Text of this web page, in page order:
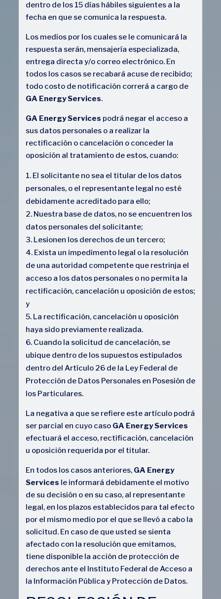
dentro de los 15 días hábiles siguientes a la
fecha en que se comunica la respuesta.
Los medios por los cuales se le comunicará la
respuesta serán, mensajería especializada,
entrega directa y/o correo electrónico. En
todos los casos se recabará acuse de recibido;
todo costo de notificación correrá a cargo de
GA Energy Services.
GA Energy Services podrá negar el acceso a
sus datos personales o a realizar la
rectificación o cancelación o conceder la
oposición al tratamiento de estos, cuando:
El solicitante no sea el titular de los datos
personales, o el representante legal no esté
debidamente acreditado para ello;
Nuestra base de datos, no se encuentren los
datos personales del solicitante;
Lesionen los derechos de un tercero;
Exista un impedimento legal o la resolución
de una autoridad competente que restrinja el
acceso a los datos personales o no permita la
rectificación, cancelación u oposición de estos;
y
La rectificación, cancelación u oposición
haya sido previamente realizada.
Cuando la solicitud de cancelación, se
ubique dentro de los supuestos estipulados
dentro del Artículo 26 de la Ley Federal de
Protección de Datos Personales en Posesión de
los Particulares.
La negativa a que se refiere este artículo podrá
ser parcial en cuyo caso GA Energy Services
efectuará el acceso, rectificación, cancelación
u oposición requerida por el titular.
En todos los casos anteriores, GA Energy
Services le informará debidamente el motivo
de su decisión o en su caso, al representante
legal, en los plazos establecidos para tal efecto
por el mismo medio por el que se llevó a cabo la
solicitud. En caso de que usted se sienta
afectado con la resolución que emitamos,
tiene disponible la acción de protección de
derechos ante el Instituto Federal de Acceso a
la Información Pública y Protección de Datos.